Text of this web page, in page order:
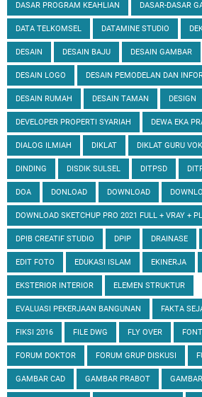
DASAR PROGRAM KEAHLIAN DASAR-DASAR
DATA TELKOMSEL DATAMINE STUDIO
DESAIN DESAIN BAJU DESAIN GAMBAR
DESAIN LOGO DESAIN PEMODELAN DAN
DESAIN RUMAH DESAIN TAMAN DESIGN
DEVELOPER PROPERTI SYARIAH DEWA EKA
DIALOG ILMIAH DIKLAT DIKLAT GURU
DINDING DISDIK SULSEL DITPSD
DOA DONLOAD DOWNLOAD
DOWNLOAD SKETCHUP PRO 2021 FULL + VRAY +
DPIB CREATIF STUDIO DPIP DRAINASE
EDIT FOTO EDUKASI ISLAM EKINERJA
EKSTERIOR INTERIOR ELEMEN STRUKTUR
EVALUASI PEKERJAAN BANGUNAN FAKTA
FIKSI 2016 FILE DWG FLY OVER FONT
FORUM DOKTOR FORUM GRUP DISKUSI
GAMBAR CAD GAMBAR PRABOT